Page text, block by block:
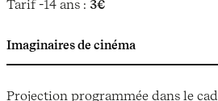
Tarif -14 ans : 3€
Imaginaires de cinéma
Projection programmée dans le